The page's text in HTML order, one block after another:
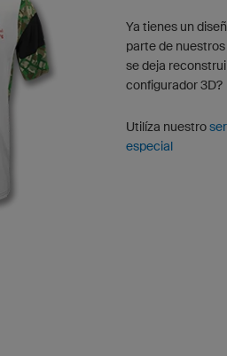
Ya tienes un
parte de
se deja
configurador 3D?
Utilíza nuestro
especial